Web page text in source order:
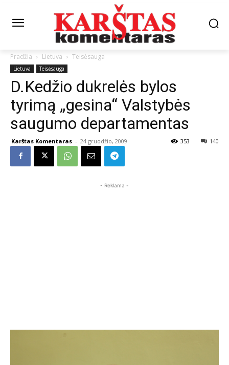
Pradžia Lietuva Teisėsauga
Lietuva Teisėsauga
D.Kedžio dukrelės bylos
tyrimą „gesina“ Valstybės
saugumo departamentas
Karštas Komentaras - 24 gruodžio, 2009 140
353
- Reklama -